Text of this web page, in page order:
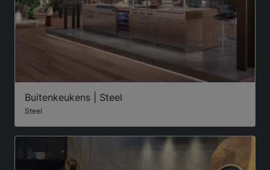
Buitenkeukens | Steel
Steel